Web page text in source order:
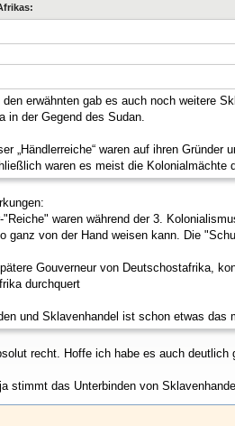
den erwähnten gab es auch noch weitere
in der Gegend des Sudan.
„Händlerreiche“ waren auf ihren
waren es meist die Kolonialmächte
"Reiche" waren während der 3.
ganz von der Hand weisen kann. Die
Gouverneur von Deutschostafrika,
durchquert
und Sklavenhandel ist schon etwas das
recht. Hoffe ich habe es auch
stimmt das Unterbinden von